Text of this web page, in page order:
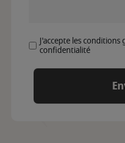
J'accepte les
confidentialité